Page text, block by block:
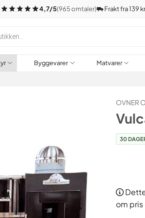
4,7/5(965 omtaler) Frakt fra 139 kr
Byggevarer Matvarer
OVNER
30
om